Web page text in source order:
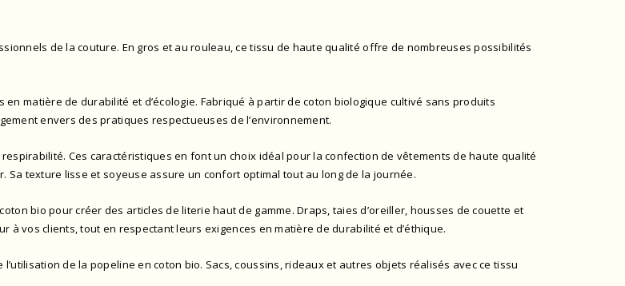
de la couture. En gros et au rouleau, ce tissu de haute qualité offre de nombreuses possibilités
en matière de durabilité et d’écologie. Fabriqué à partir de coton biologique cultivé sans produits
envers des pratiques respectueuses de l’environnement.
Ces caractéristiques en font un choix idéal pour la confection de vêtements de haute qualité
texture lisse et soyeuse assure un confort optimal tout au long de la journée.
bio pour créer des articles de literie haut de gamme. Draps, taies d’oreiller, housses de couette et
vos clients, tout en respectant leurs exigences en matière de durabilité et d’éthique.
de la popeline en coton bio. Sacs, coussins, rideaux et autres objets réalisés avec ce tissu